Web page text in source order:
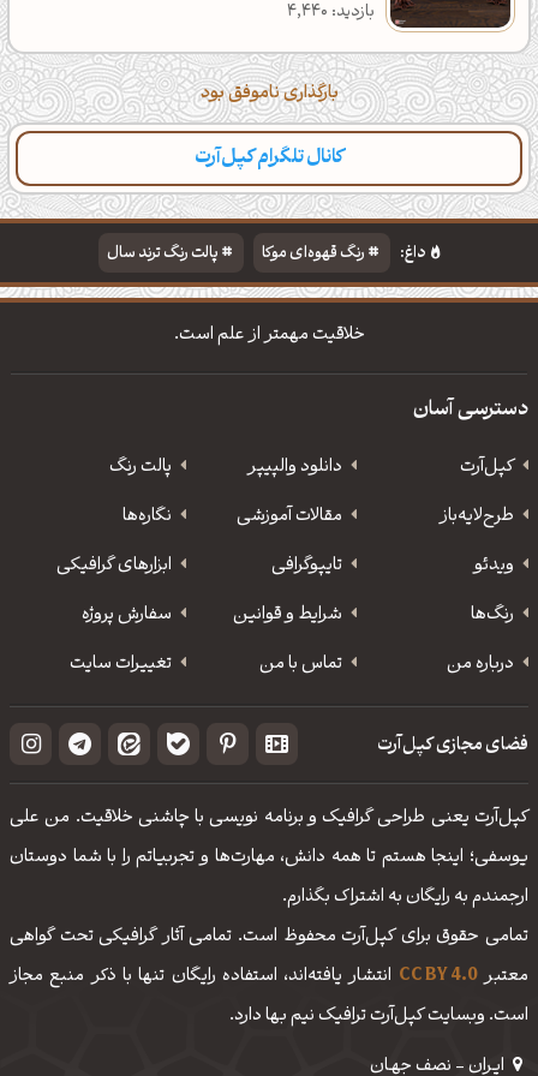
بازدید: 4,440
بارگذاری ناموفق بود
کانال تلگرام کپل‌آرت
داغ: رنگ قهوه‌ای موکا
پالت رنگ ترند سال
دانلود والپیپر مذهبی
تایپوگرافی شعر مولانا
خلاقیت مهمتر از علم است.
دسترسی آسان
کپل‌آرت دانلود‌ والپیپر
پالت رنگ
طرح‌لایه‌باز
مقالات آموزشی
نگاره‌ها
ویدئو
‌تایپوگرافی
ابزارهای گرافیکی
رنگ‌ها
شرایط و قوانین
سفارش پروژه
درباره من
تماس با من تغییرات سایت
فضای مجازی کپل‌آرت
کپل‌آرت یعنی طراحی گرافیک و برنامه نویسی با چاشنی خلاقیت. من علی
یوسفی؛ اینجا هستم تا همه دانش، مهارت‌‌ها و تجربیاتم را با شما دوستان
ارجمندم به رایگان به اشتراک بگذارم.
تمامی حقوق برای کپل‌آرت محفوظ است. تمامی آثار گرافیکی تحت گواهی
معتبرCC BY 4.0 انتشار یافته‌اند، استفاده رایگان تنها با ذکر منبع مجاز
است. وبسایت کپل‌آرت ترافیک نیم بها دارد.
ایـران - نصف جهـان